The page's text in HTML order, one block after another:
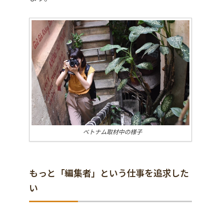
ベトナム取材中の様子
もっと「編集者」という仕事を追求した
い